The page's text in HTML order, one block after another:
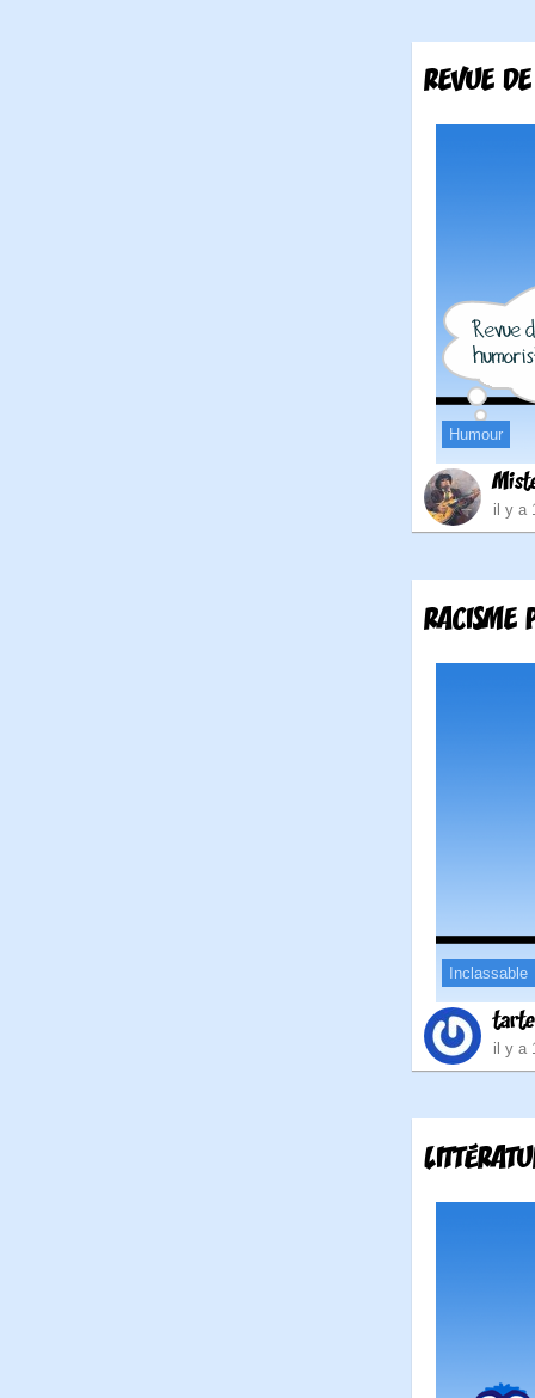
REVUE
Humour
il y a
RACISME
Inclassable
il y a